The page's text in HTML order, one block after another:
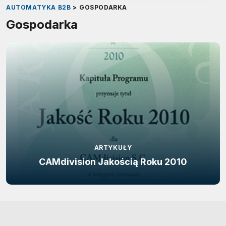
AUTOMATYKA B2B > GOSPODARKA
Gospodarka
ARTYKUŁY
CAMdivision Jakością Roku 2010